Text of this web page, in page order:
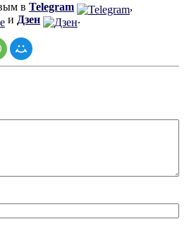
в Telegram
,
и Дзен .